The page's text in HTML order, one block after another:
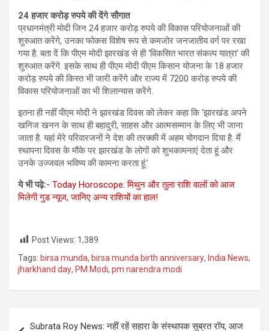
24हजार करोड़ रुपये की देंगे सौगात
प्रधानमंत्री मोदी जिन 24 हजार करोड़ रुपये की विकास परियोजनाओं की
शुरुआत करेंगे, उनका फोकस विशेष रूप से कमजोर जनजातीय वर्ग पर रखा
गया है. बता दें कि पीएम मोदी झारखंड से ही ‘विकसित भारत संकल्प यात्रा’ की
शुरुआत करेंगे. इसके साथ ही पीएम मोदी पीएम किसान योजना के 18 हजार
करोड़ रुपये की किस्त भी जारी करेंगे और राज्य में 7200 करोड़ रुपये की
विकास परियोजनाओं का भी शिलान्यास करेंगे.
इतना ही नहीं पीएम मोदी ने झारखंड दिवस को लेकर कहा कि ‘झारखंड अपने
खनिज खनन के साथ ही बहादुरी, साहस और आत्मसम्मान के लिए भी जाना
जाता है. यहां मेरे परिवारजनों ने देश की तरक्की में अहम योगदान दिया है. मैं
स्थापना दिवस के मौके पर झारखंड के लोगों को शुभकामनाएं देता हूं और
उनके उज्जवल भविष्य की कामना करता हूं.’
ये भी पढ़े:- Today Horoscope: मिथुन और तुला राशि वालों को आज
मिलेगी गुड न्यूज, जानिए अन्य राशियों का हाल!
Post Views: 1,389
Tags: birsa munda, birsa munda birth anniversary, India News,
jharkhand day, PM Modi, pm narendra modi
Subrata Roy News: नहीं रहें सहारा के संस्थापक सुब्रत रॉय, आज